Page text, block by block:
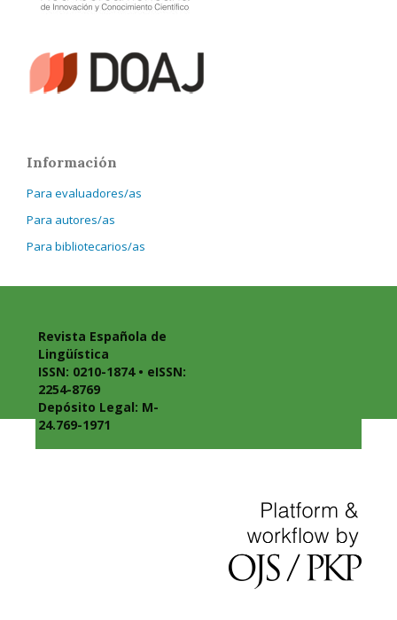
Información
Para evaluadores/as
Para autores/as
Para bibliotecarios/as
Revista Española de
Lingüística
ISSN: 0210-1874 • eISSN:
2254-8769
Depósito Legal: M-
24.769-1971